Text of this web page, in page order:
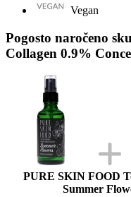
Vegan
Pogosto naročeno
Collagen 0.9%
PURE SKIN FOOD
Summer